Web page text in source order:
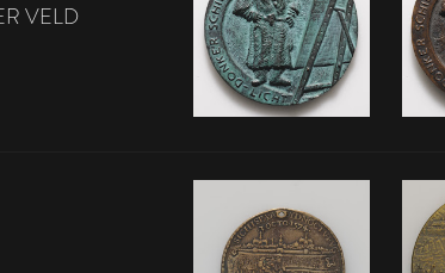
VELD